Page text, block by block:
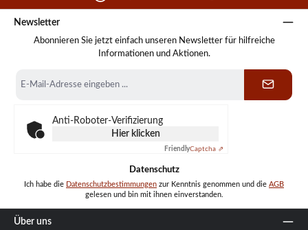
Newsletter
Abonnieren Sie jetzt einfach unseren Newsletter für hilfreiche
Informationen und Aktionen.
Mail-
Anti-Roboter-Verifizierung
Hier klicken
FriendlyCaptcha ⇗
Datenschutz
Ich habe die Datenschutzbestimmungen zur Kenntnis genommen und die AGB
gelesen und bin mit ihnen einverstanden.
Über uns